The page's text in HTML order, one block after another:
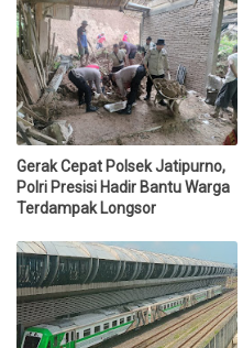
Gerak Cepat Polsek Jatipurno,
Polri Presisi Hadir Bantu Warga
Terdampak Longsor